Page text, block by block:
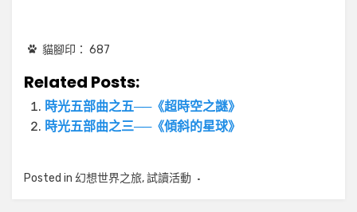
貓腳印： 687
Related Posts:
時光五部曲之五──《超時空之謎》
時光五部曲之三──《傾斜的星球》
Posted in 幻想世界之旅,試讀活動